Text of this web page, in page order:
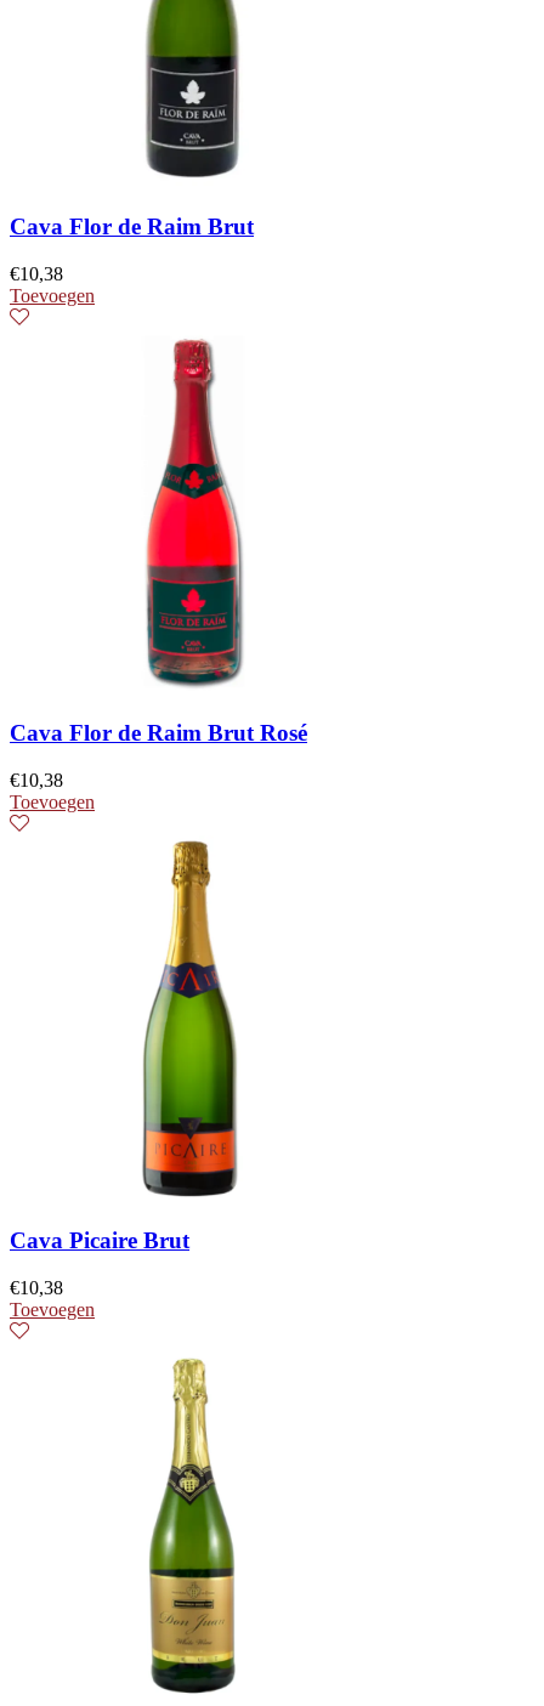
Cava Flor de Raim Brut
€10,38
Toevoegen
Cava Flor de Raim Brut Rosé
€10,38
Toevoegen
Cava Picaire Brut
€10,38
Toevoegen